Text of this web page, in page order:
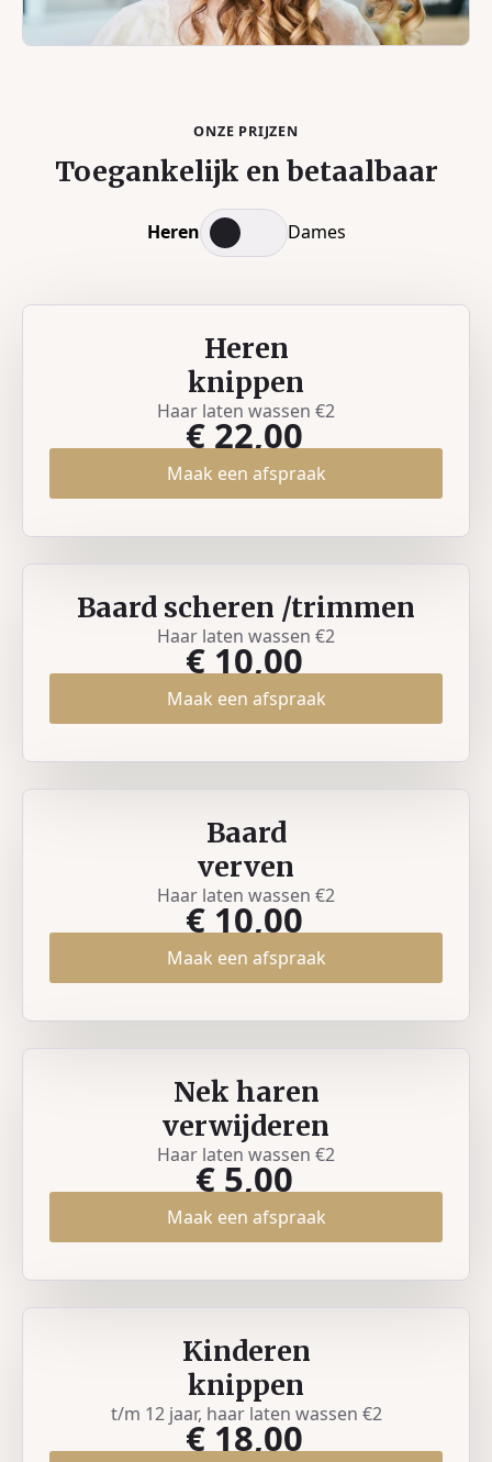
ONZE PRIJZEN
Toegankelijk en betaalbaar
Heren Dames
Heren
knippen
Haar laten wassen €2
€ 22,00
Maak een afspraak
Baard scheren /trimmen
Haar laten wassen €2
€ 10,00
Maak een afspraak
Baard
verven
Haar laten wassen €2
€ 10,00
Maak een afspraak
Nek haren
verwijderen
Haar laten wassen €2
€ 5,00
Maak een afspraak
Kinderen
knippen
t/m 12 jaar, haar laten wassen €2
€ 18,00